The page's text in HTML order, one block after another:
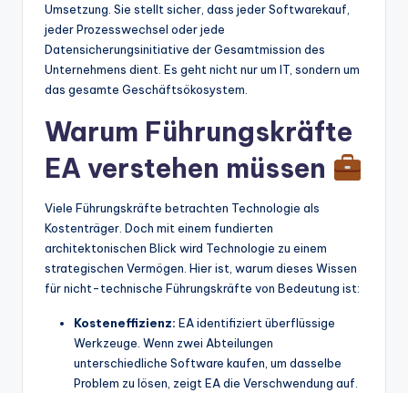
Umsetzung. Sie stellt sicher, dass jeder Softwarekauf,
jeder Prozesswechsel oder jede
Datensicherungsinitiative der Gesamtmission des
Unternehmens dient. Es geht nicht nur um IT, sondern um
das gesamte Geschäftsökosystem.
Warum Führungskräfte
EA verstehen müssen
Viele Führungskräfte betrachten Technologie als
Kostenträger. Doch mit einem fundierten
architektonischen Blick wird Technologie zu einem
strategischen Vermögen. Hier ist, warum dieses Wissen
für nicht-technische Führungskräfte von Bedeutung ist:
Kosteneffizienz: EA identifiziert überflüssige
Werkzeuge. Wenn zwei Abteilungen
unterschiedliche Software kaufen, um dasselbe
Problem zu lösen, zeigt EA die Verschwendung auf.